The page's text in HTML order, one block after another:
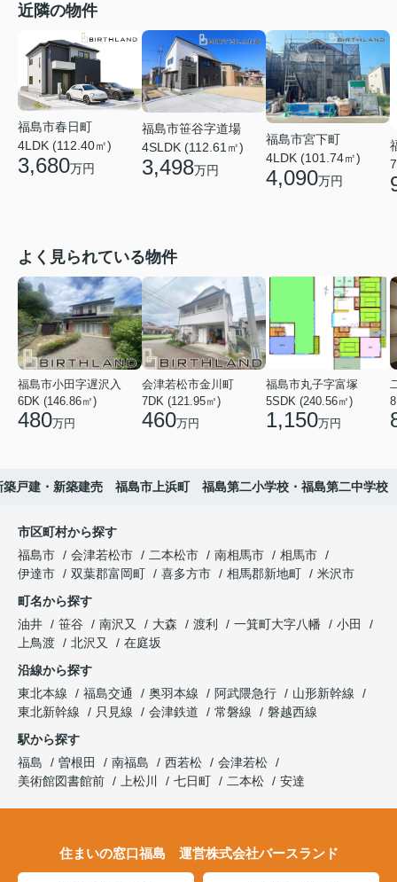
近隣の物件
福島市春日町
4LDK (112.40㎡)
3,680万円
福島市笹谷字道場
4SLDK (112.61㎡)
3,498万円
福島市宮下町
4LDK (101.74㎡)
4,090万円
よく見られている物件
福島市小田字遅沢入
6DK (146.86㎡)
480万円
会津若松市金川町
7DK (121.95㎡)
460万円
福島市丸子字富塚
5SDK (240.56㎡)
1,150万円
築戸建・新築建売 福島市上浜町 福島第二小学校・福島第二中学校
市区町村から探す
福島市
会津若松市 二本松市 南相馬市
相馬市
伊達市
双葉郡富岡町 喜多方市 相馬郡新地町
米沢市
町名から探す
油井
笹谷 南沢又 大森 渡利 一箕町大字八幡
小田
上鳥渡
北沢又
在庭坂
沿線から探す
東北本線
福島交通 奥羽本線 阿武隈急行
山形新幹線
東北新幹線
只見線 会津鉄道 常磐線
磐越西線
駅から探す
福島
曽根田 南福島 西若松
会津若松
美術館図書館前
上松川 七日町 二本松 安達
住まいの窓口福島 運営株式会社バースランド